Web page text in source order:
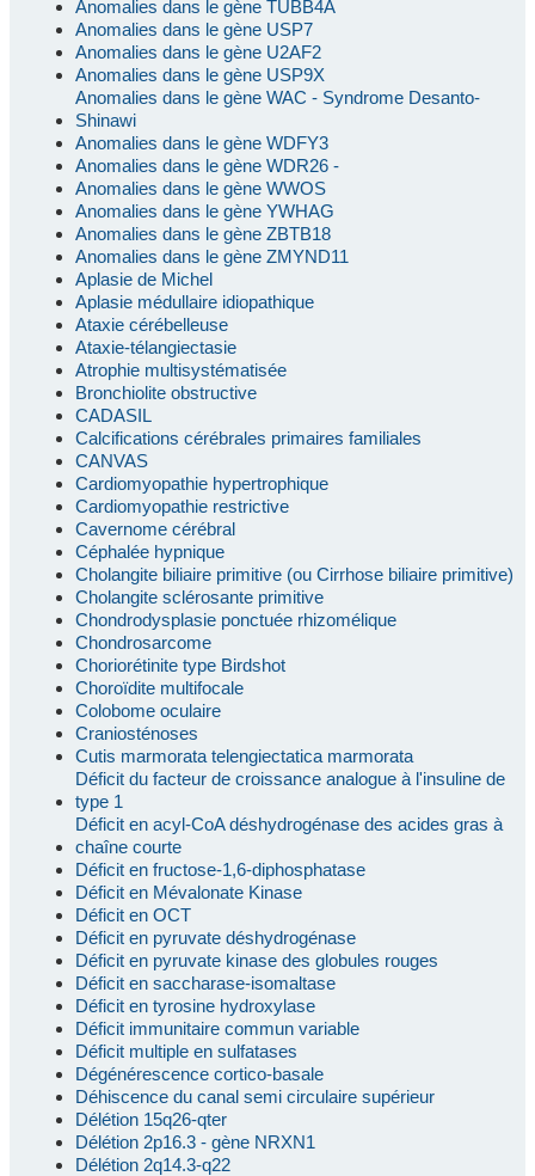
Anomalies dans le gène TUBB4A
Anomalies dans le gène USP7
Anomalies dans le gène U2AF2
Anomalies dans le gène USP9X
Anomalies dans le gène WAC - Syndrome Desanto-
Shinawi
Anomalies dans le gène WDFY3
Anomalies dans le gène WDR26 -
Anomalies dans le gène WWOS
Anomalies dans le gène YWHAG
Anomalies dans le gène ZBTB18
Anomalies dans le gène ZMYND11
Aplasie de Michel
Aplasie médullaire idiopathique
Ataxie cérébelleuse
Ataxie-télangiectasie
Atrophie multisystématisée
Bronchiolite obstructive
CADASIL
Calcifications cérébrales primaires familiales
CANVAS
Cardiomyopathie hypertrophique
Cardiomyopathie restrictive
Cavernome cérébral
Céphalée hypnique
Cholangite biliaire primitive (ou Cirrhose biliaire primitive)
Cholangite sclérosante primitive
Chondrodysplasie ponctuée rhizomélique
Chondrosarcome
Choriorétinite type Birdshot
Choroïdite multifocale
Colobome oculaire
Craniosténoses
Cutis marmorata telengiectatica marmorata
Déficit du facteur de croissance analogue à l'insuline de
type 1
Déficit en acyl-CoA déshydrogénase des acides gras à
chaîne courte
Déficit en fructose-1,6-diphosphatase
Déficit en Mévalonate Kinase
Déficit en OCT
Déficit en pyruvate déshydrogénase
Déficit en pyruvate kinase des globules rouges
Déficit en saccharase-isomaltase
Déficit en tyrosine hydroxylase
Déficit immunitaire commun variable
Déficit multiple en sulfatases
Dégénérescence cortico-basale
Déhiscence du canal semi circulaire supérieur
Délétion 15q26-qter
Délétion 2p16.3 - gène NRXN1
Délétion 2q14.3-q22